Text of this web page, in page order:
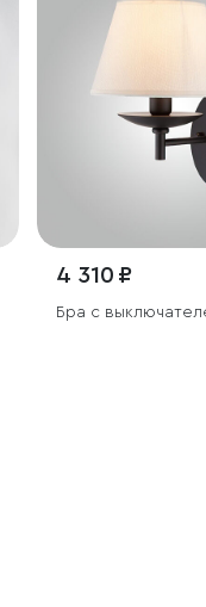
4 310 ₽
Бра с